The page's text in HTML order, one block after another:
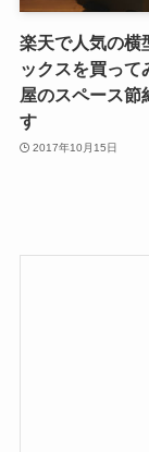
楽天で人気の横
ックスを買って
屋のスペース節
す
2017年10月15日